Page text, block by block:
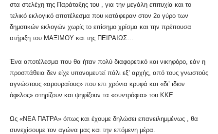
στα στελέχη της Παράταξης του , για την μεγάλη επιτυχία και το
τελικό εκλογικό αποτέλεσμα που κατάφεραν στον 2ο γύρο των
δημοτικών εκλογών χωρίς το επίσημο χρίσμα και την πρέπουσα
στήριξη του ΜΑΞΙΜΟΥ και της ΠΕΙΡΑΙΩΣ…
Ένα αποτέλεσμα που θα ήταν πολύ διαφορετικό και νικηφόρο, εάν η
προσπάθεια δεν είχε υπονομευτεί πάλι εξ’ αρχής, από τους γνωστούς
αγνώστους «αρουραίους» που επι χρόνια κρυφά και «δι’ ιδιον
όφελος» στηρίζουν και ψηφίζουν τα «συντρόφια» του ΚΚΕ .
Ως «ΝΕΑ ΠΑΤΡΑ» όπως και έχουμε δηλώσει επανειλημμένως , θα
συνεχίσουμε τον αγώνα μας και την επόμενη μέρα.